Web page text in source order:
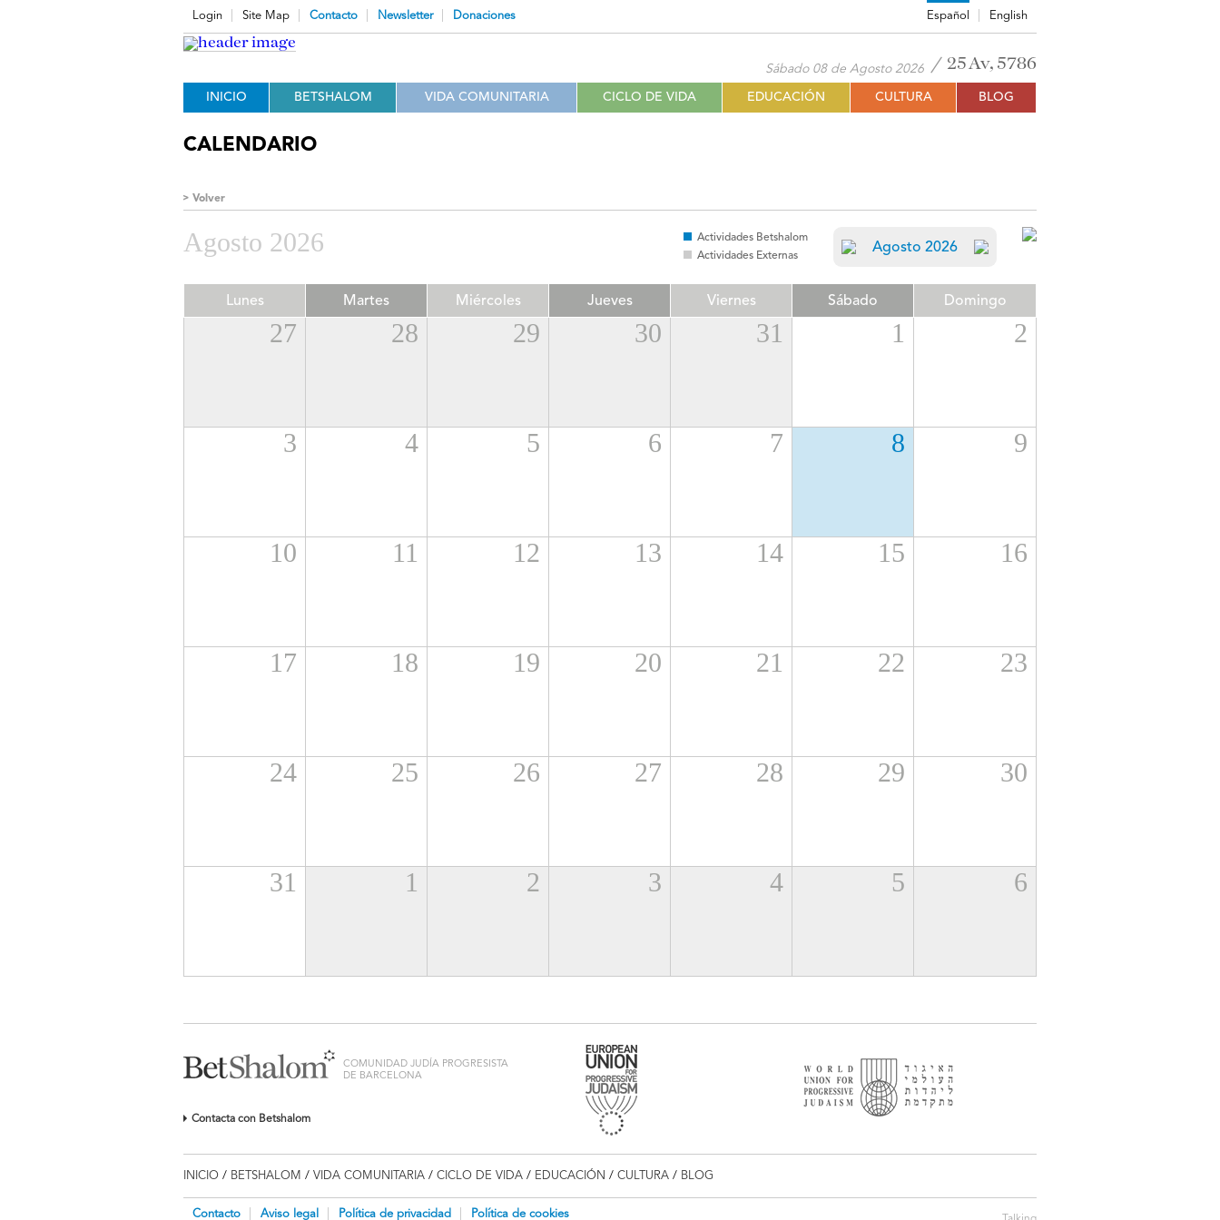
Login Site Map Contacto Newsletter Donaciones Español English
Sábado 08 de Agosto 2026 25 Av, 5786
INICIO BETSHALOM VIDA COMUNITARIA CICLO DE VIDA EDUCACIÓN CULTURA BLOG
CALENDARIO
Volver
Agosto 2026
Actividades Betshalom
Actividades Externas
Agosto 2026
Lunes Martes Miércoles Jueves Viernes Sábado Domingo
27 28 29 30 31 1 2
3 4 5 6 7 8 9
10 11 12 13 14 15 16
17 18 19 20 21 22 23
24 25 26 27 28 29 30
31 1 2 3 4 5 6
COMUNIDAD JUDÍA PROGRESISTA
DE BARCELONA
Contacta con Betshalom
INICIO / BETSHALOM / VIDA COMUNITARIA / CICLO DE VIDA / EDUCACIÓN / CULTURA / BLOG
Contacto Aviso legal Política de privacidad Política de cookies